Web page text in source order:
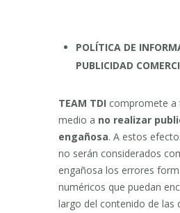
POLÍTICA DE
PUBLICIDAD
TEAM TDI compromete a
medio a no realizar
engañosa. A estos
no serán considerados
engañosa los errores
numéricos que puedan
largo del contenido de las